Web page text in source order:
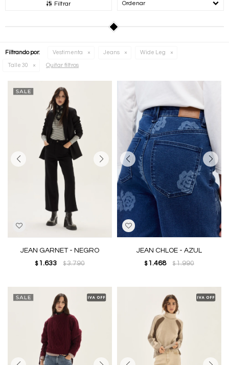
Filtrar Recomendados
Filtrando por: Vestimenta Jeans Wide Leg
Talle 30 Quitar filtros
JEAN GARNET - NEGRO
$ 1.633 $3.790
JEAN CHLOE - AZUL
$ 1.468 $1.990